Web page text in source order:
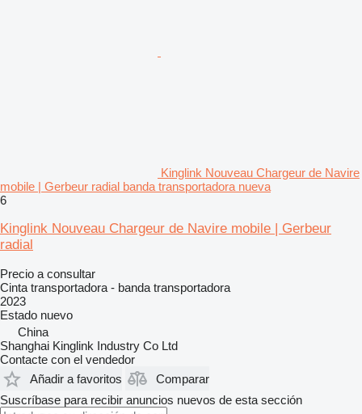
Kinglink Nouveau Chargeur de Navire
mobile | Gerbeur radial banda transportadora nueva
6
Kinglink Nouveau Chargeur de Navire mobile | Gerbeur
radial
Precio a consultar
Cinta transportadora - banda transportadora
2023
Estado nuevo
China
Shanghai Kinglink Industry Co Ltd
Contacte con el vendedor
Añadir a favoritos
Comparar
Suscríbase para recibir anuncios nuevos de esta sección